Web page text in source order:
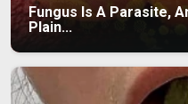
Fungus Is A Parasite,
Plain...